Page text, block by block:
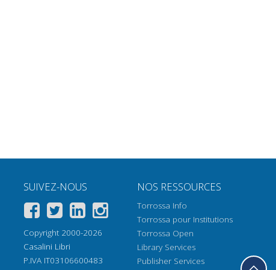
SUIVEZ-NOUS
Copyright 2000-2026
Casalini Libri
P.IVA IT03106600483
NOS RESSOURCES
Torrossa Info
Torrossa pour Institutions
Torrossa Open
Library Services
Publisher Services